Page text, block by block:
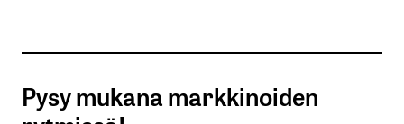
Tilaa SalkunRakentajan uutiskirje
Lähetä kommentti
Pysy mukana markkinoiden